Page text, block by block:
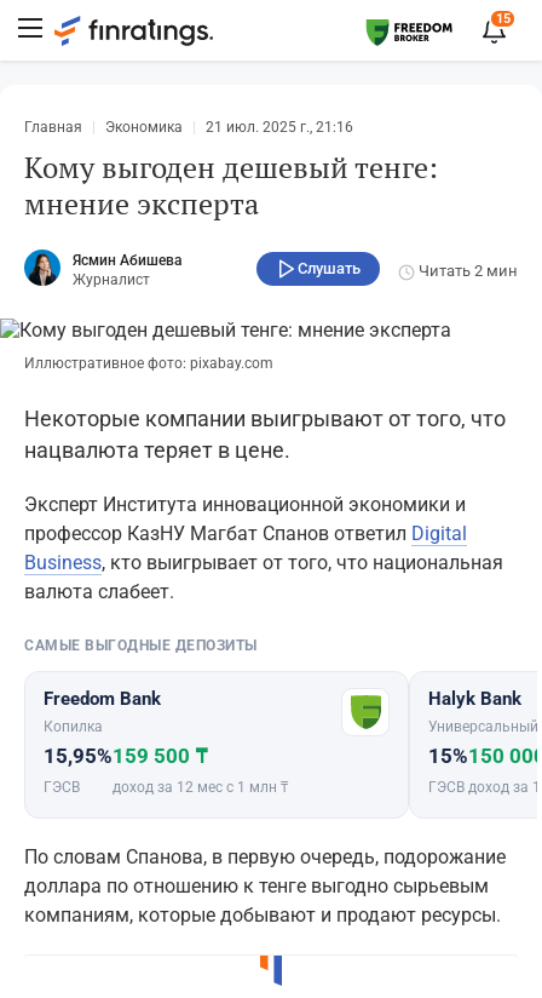
15
Главная Экономика 21 июл. 2025 г., 21:16
Кому выгоден дешевый тенге:
мнение эксперта
Ясмин Абишева
Журналист
Слушать Читать 2 мин
Иллюстративное фото: pixabay.com
Некоторые компании выигрывают от того, что
нацвалюта теряет в цене.
Эксперт Института инновационной экономики и
профессор КазНУ Магбат Спанов ответил Digital
Business, кто выигрывает от того, что национальная
валюта слабеет.
САМЫЕ ВЫГОДНЫЕ ДЕПОЗИТЫ
Freedom Bank
Копилка
15,95%
ГЭСВ
159 500 ₸
доход за 12 мес с 1 млн ₸
Halyk Bank
Универсальный
15%
ГЭСВ
150
доход за
По словам Спанова, в первую очередь, подорожание
доллара по отношению к тенге выгодно сырьевым
компаниям, которые добывают и продают ресурсы.